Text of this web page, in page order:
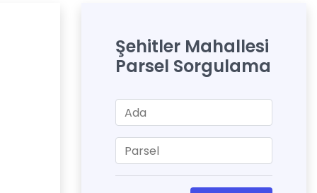
Şehitler Mahallesi
Parsel Sorgulama